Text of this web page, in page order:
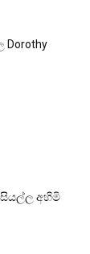
අහිමි